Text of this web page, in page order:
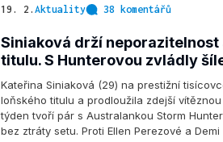
19. 2. Aktuality 38 komentářů
Siniaková drží neporazitelnost
titulu. S Hunterovou zvládly
Kateřina Siniaková (29) na prestižní
loňského titulu a prodloužila zdejší
týden tvoří pár s Australankou Storm
bez ztráty setu. Proti Ellen Perezové a